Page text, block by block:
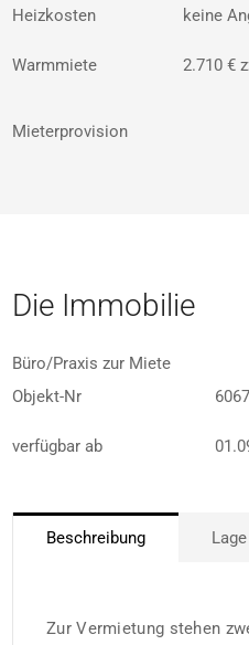
Heizkosten keine
Warmmiete 2.710 €
Mieterprovision
Die Immobilie
Büro/Praxis zur Miete
Objekt-Nr
verfügbar ab
Beschreibung Lage
Zur Vermietung stehen